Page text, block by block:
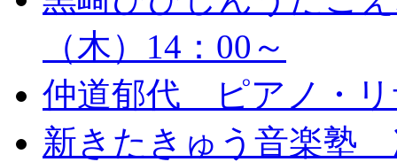
（木）14：00～
仲道郁代 ピアノ・リ
新きたきゅう音楽塾